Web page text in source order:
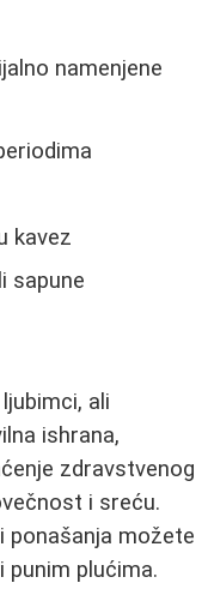
namenjene
kavez
sapune
ali
ishrana,
zdravstvenog
i sreću.
ponašanja možete
punim plućima.